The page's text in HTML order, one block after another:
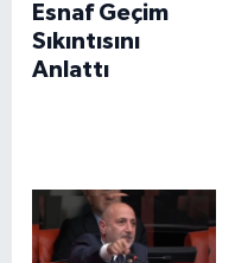
Esnaf Geçim
Sıkıntısını
Anlattı